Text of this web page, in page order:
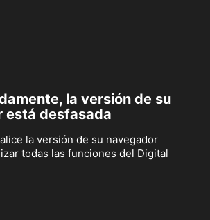
la versión de su
está desfasada
la versión de su navegador
todas las funciones del Digital